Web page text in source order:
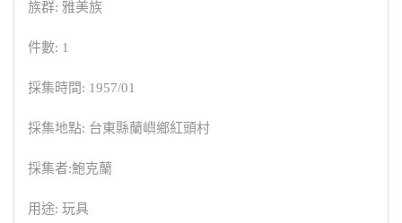
族群: 雅美族
件數: 1
採集時間: 1957/01
採集地點: 台東縣蘭嶼鄉紅頭村
採集者:鮑克蘭
用途: 玩具